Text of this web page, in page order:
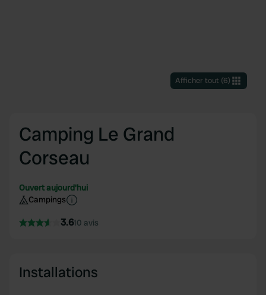
Afficher tout(6)
Camping Le Grand
Corseau
Ouvert aujourd'hui
Campings
3.610 avis
Installations